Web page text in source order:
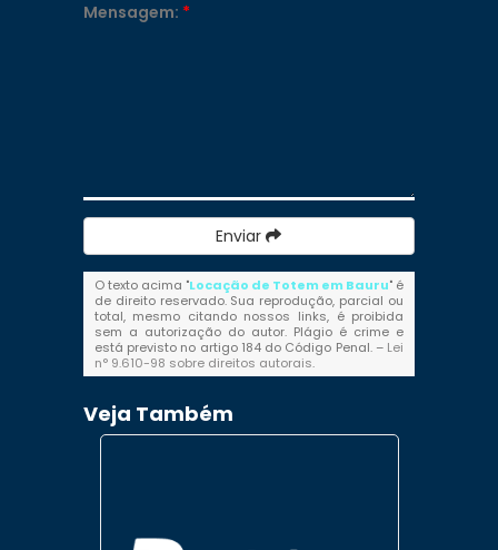
Mensagem: *
Enviar
O texto acima "Locação de Totem em Bauru" é
de direito reservado. Sua reprodução, parcial ou
total, mesmo citando nossos links, é proibida
sem a autorização do autor. Plágio é crime e
está previsto no artigo 184 do Código Penal. – Lei
n° 9.610-98 sobre direitos autorais.
Veja Também